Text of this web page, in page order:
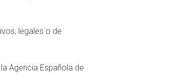
legales o de
Agencia Española de